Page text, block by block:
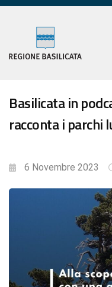
Basilicata in
racconta i parchi
6 Novembre 2023